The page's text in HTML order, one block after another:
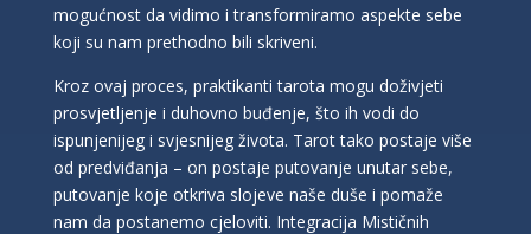
mogućnost da vidimo i transformiramo aspekte sebe
koji su nam prethodno bili skriveni.
Kroz ovaj proces, praktikanti tarota mogu doživjeti
prosvjetljenje i duhovno buđenje, što ih vodi do
ispunjenijeg i svjesnijeg života. Tarot tako postaje više
od predviđanja – on postaje putovanje unutar sebe,
putovanje koje otkriva slojeve naše duše i pomaže
nam da postanemo cjeloviti. Integracija Mističnih